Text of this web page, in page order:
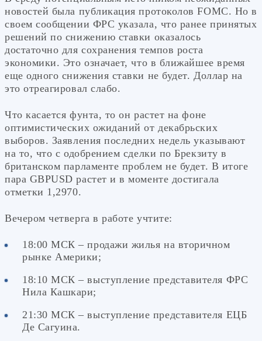
новостей была публикация протоколов FOMC. Но в
своем сообщении ФРС указала, что ранее принятых
решений по снижению ставки оказалось
достаточно для сохранения темпов роста
экономики. Это означает, что в ближайшее время
еще одного снижения ставки не будет. Доллар на
это отреагировал слабо.
Что касается фунта, то он растет на фоне
оптимистических ожиданий от декабрьских
выборов. Заявления последних недель указывают
на то, что с одобрением сделки по Брекзиту в
британском парламенте проблем не будет. В итоге
пара GBPUSD растет и в моменте достигала
отметки 1,2970.
Вечером четверга в работе учтите:
18:00 МСК – продажи жилья на вторичном
рынке Америки;
18:10 МСК – выступление представителя ФРС
Нила Кашкари;
21:30 МСК – выступление представителя ЕЦБ
Де Сагуина.